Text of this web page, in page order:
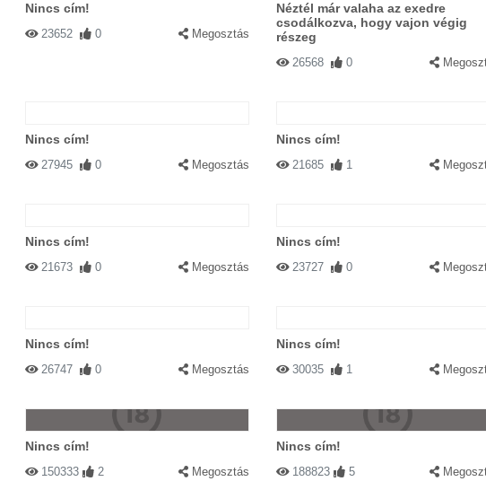
Nincs cím!
23652 0 Megosztás
Néztél már valaha az exedre
csodálkozva, hogy vajon végig
részeg
26568 0
Nincs cím!
27945 0 Megosztás
Nincs cím!
21685 1
Nincs cím!
21673 0 Megosztás
Nincs cím!
23727 0
Nincs cím!
26747 0 Megosztás
Nincs cím!
30035 1
Nincs cím!
150333 2 Megosztás
Nincs cím!
188823 5